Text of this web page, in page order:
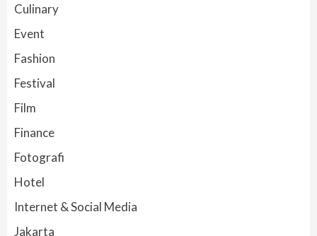
Culinary
Event
Fashion
Festival
Film
Finance
Fotografi
Hotel
Internet & Social Media
Jakarta